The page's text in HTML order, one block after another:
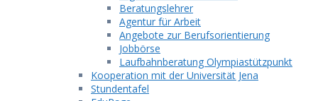
Beratungslehrer
Agentur für Arbeit
Angebote zur Berufsorientierung
Jobbörse
Laufbahnberatung Olympiastützpunkt
Kooperation mit der Universität Jena
Stundentafel